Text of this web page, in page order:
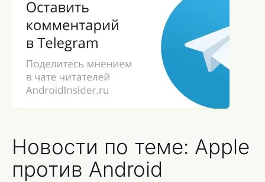
Новости по теме: Apple
против Android